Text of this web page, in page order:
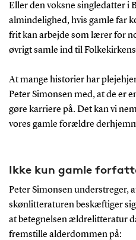
Eller den voksne singledatter i
almindelighed, hvis gamle far
frit kan arbejde som lærer for
øvrigt samle ind til
At mange historier har
Peter Simonsen med, at de er
gøre karriere på. Det kan vi
vores gamle forældre
Ikke kun gamle
Peter Simonsen understreger,
skønlitteraturen beskæftiger
at betegnelsen ældrelitteratur
fremstille alderdommen på: